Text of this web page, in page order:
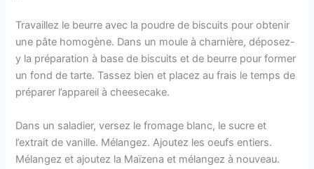
Travaillez le beurre avec la poudre de biscuits pour obtenir
une pâte homogène. Dans un moule à charnière, déposez-
y la préparation à base de biscuits et de beurre pour former
un fond de tarte. Tassez bien et placez au frais le temps de
préparer l’appareil à cheesecake.
Dans un saladier, versez le fromage blanc, le sucre et
l’extrait de vanille. Mélangez. Ajoutez les oeufs entiers.
Mélangez et ajoutez la Maïzena et mélangez à nouveau.